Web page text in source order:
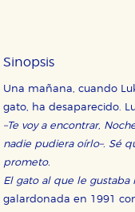
Sinopsis
Una mañana, cuando
gato, ha desaparecido.
–Te voy a encontrar,
nadie pudiera oírlo–. Sé
prometo.
El gato al que le gustaba
galardonada en 1991